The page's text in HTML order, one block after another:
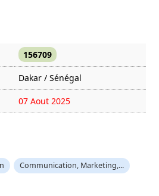
156709
Dakar / Sénégal
07 Aout 2025
Communication, Marketing,...